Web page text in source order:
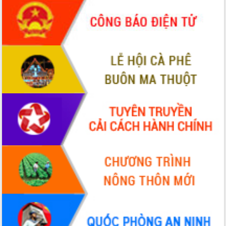
Hội thảo góp ý hồ sơ điều chỉnh quy
hoạch tỉnh Đắk Lắk thời kỳ 2021-2030,
tầm nhìn đến năm 2050
Nâng cao hiệu quả hoạt động của các
doanh nghiệp nhà nước
Hội nghị triển khai kết nối mạng
truyền số liệu chuyên dùng phục vụ cơ
quan Đảng, Nhà nước
Lễ phát động chuỗi hoạt động chung
tay làm sạch môi trường
Xã Ea Kar bước chuyển mình trong
công tác cải cách hành chính mô hình
UBND tỉnh họp báo định kỳ tháng 4
năm 2026
Hội thảo khoa học “Giải pháp thúc đẩy
phát triển nền kinh tế xanh tại tỉnh
Tăng cường giám sát, đôn đốc thực
hiện nhiệm vụ quản lý tài sản công
hàng tuần